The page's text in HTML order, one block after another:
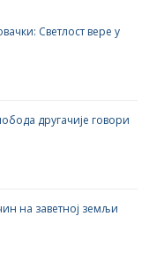
Светлост вере у
другачије говори
на заветној земљи